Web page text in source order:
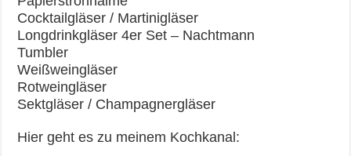
Cocktailgläser / Martinigläser
Longdrinkgläser 4er Set – Nachtmann
Tumbler
Weißweingläser
Rotweingläser
Sektgläser / Champagnergläser
Hier geht es zu meinem Kochkanal: